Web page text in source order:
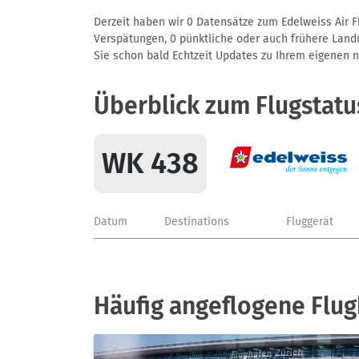
Derzeit haben wir 0 Datensätze zum Edelweiss Air
Verspätungen, 0 pünktliche oder auch frühere
Sie schon bald Echtzeit Updates zu Ihrem
Überblick zum
WK 438
Datum Destinations Fluggerät
Häufig angeflogene